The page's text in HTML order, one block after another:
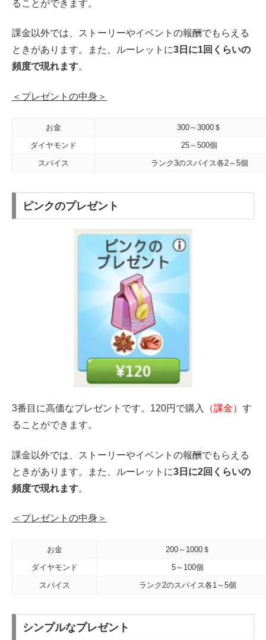
ることができます。
課金以外では、ストーリーやイベントの報酬でもらえる
ときがあります。また、ルーレットに3日に1回くらいの
頻度で現れます。
＜プレゼントの中身＞
お金
300～3000＄
ダイヤモンド
25～500個
スパイス
ランク3のスパイス各2～5個
ピンクのプレゼント
3番目に高価なプレゼントです。120円で購入 （課金） す
ることができます。
課金以外では、ストーリーやイベントの報酬でもらえる
ときがあります。また、ルーレットに3日に2回くらいの
頻度で現れます。
＜プレゼントの中身＞
お金
200～1000＄
ダイヤモンド
5～100個
スパイス
ランク2のスパイス各1～5個
シンプルなプレゼント